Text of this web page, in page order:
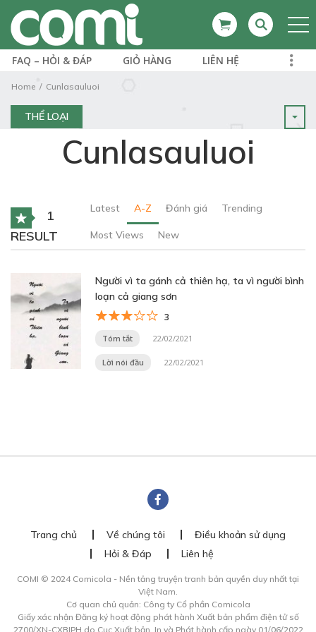
FAQ – HỎI & ĐÁP GIỎ HÀNG LIÊN HỆ
Home Cunlasauluoi
THỂ LOẠI
Cunlasauluoi
1
RESULT
Latest A-Z Đánh giá Trending
Most Views New
Người vì ta gánh cả thiên hạ, ta vì người bình
loạn cả giang sơn
3
Tóm tắt 22/02/2021
Lời nói đầu 22/02/2021
Trang chủ Về chúng tôi
Điều khoản sử dụng
Hỏi & Đáp
Liên hệ
COMI © 2024 Comicola - Nền tảng truyện tranh bản quyền duy nhất tại
Việt Nam.
Cơ quan chủ quản: Công ty Cổ phần Comicola
Giấy xác nhận Đăng ký hoạt động phát hành Xuất bản phẩm điện tử số
2700/XN-CXBIPH do Cục Xuất bản, In và Phát hành cấp ngày 01/06/2022